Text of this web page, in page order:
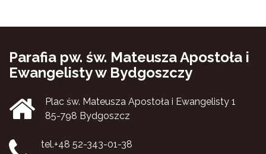
Parafia pw. św. Mateusza Apostoła i
Ewangelisty w Bydgoszczy
Plac św. Mateusza Apostoła i Ewangelisty 1
85-798 Bydgoszcz
tel.+48 52-343-01-38